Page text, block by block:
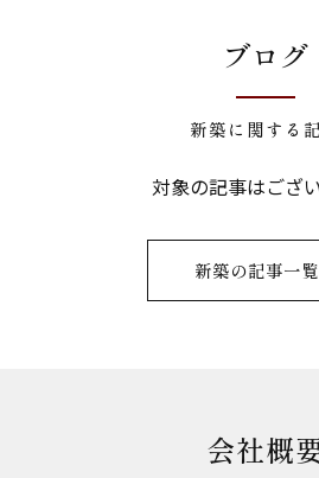
ブログ
新築に関する
対象の記事はござ
新築の記事一
会社概